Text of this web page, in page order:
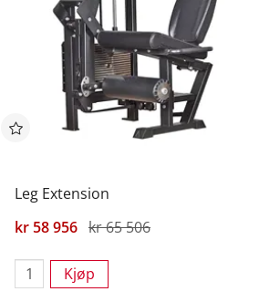
Leg Extension
kr 58 956 kr 65 506
Kjøp